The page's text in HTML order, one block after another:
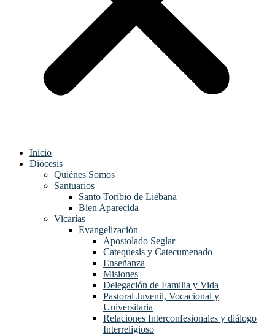
Inicio
Diócesis
Quiénes Somos
Santuarios
Santo Toribio de Liébana
Bien Aparecida
Vicarías
Evangelización
Apostolado Seglar
Catequesis y Catecumenado
Enseñanza
Misiones
Delegación de Familia y Vida
Pastoral Juvenil, Vocacional y
Universitaria
Relaciones Interconfesionales y diálogo
Interreligioso